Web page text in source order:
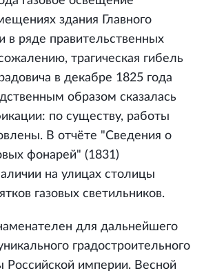
здания Главного
в ряде правительственных
трагическая гибель
в декабре 1825 года
образом сказалась
по существу, работы
В отчёте "Сведения о
фонарей" (1831)
на улицах столицы
газовых светильников.
для дальнейшего
градостроительного
Российской империи. Весной